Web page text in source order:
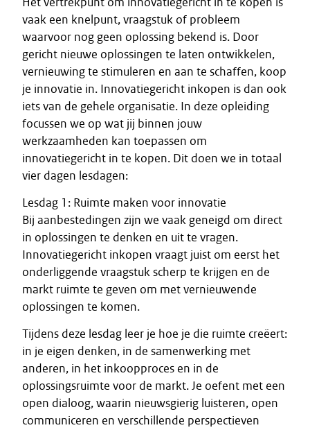
vaak een knelpunt, vraagstuk of probleem
waarvoor nog geen oplossing bekend is. Door
gericht nieuwe oplossingen te laten ontwikkelen,
vernieuwing te stimuleren en aan te schaffen, koop
je innovatie in. Innovatiegericht inkopen is dan ook
iets van de gehele organisatie. In deze opleiding
focussen we op wat jij binnen jouw
werkzaamheden kan toepassen om
innovatiegericht in te kopen. Dit doen we in totaal
vier dagen lesdagen:
Lesdag 1: Ruimte maken voor innovatie
Bij aanbestedingen zijn we vaak geneigd om direct
in oplossingen te denken en uit te vragen.
Innovatiegericht inkopen vraagt juist om eerst het
onderliggende vraagstuk scherp te krijgen en de
markt ruimte te geven om met vernieuwende
oplossingen te komen.
Tijdens deze lesdag leer je hoe je die ruimte creëert:
in je eigen denken, in de samenwerking met
anderen, in het inkoopproces en in de
oplossingsruimte voor de markt. Je oefent met een
open dialoog, waarin nieuwsgierig luisteren, open
communiceren en verschillende perspectieven